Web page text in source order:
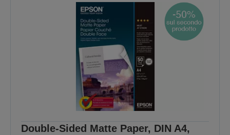
Double-Sided Matte Paper, DIN A4,